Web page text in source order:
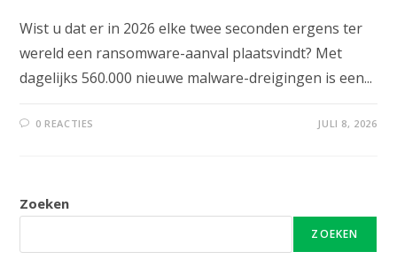
Wist u dat er in 2026 elke twee seconden ergens ter
wereld een ransomware-aanval plaatsvindt? Met
dagelijks 560.000 nieuwe malware-dreigingen is een...
0 REACTIES JULI 8, 2026
Zoeken
ZOEKEN